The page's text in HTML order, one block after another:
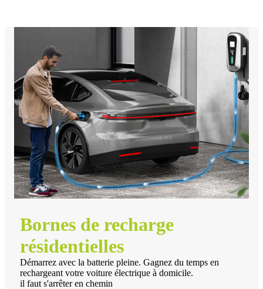
Bornes de recharge
résidentielles
Démarrez avec la batterie pleine. Gagnez du temps en
rechargeant votre voiture électrique à domicile.
il faut s'arrêter en chemin